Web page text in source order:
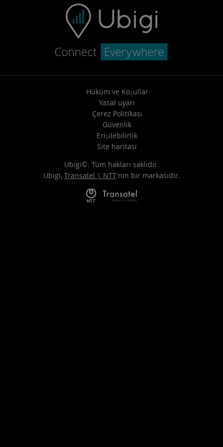
Hüküm ve Koşullar
Yasal uyarı
Çerez Politikası
Güvenlik
Erişilebilirlik
Site haritasi
Ubigi©. Tüm hakları saklıdır.
Ubigi, Transatel | NTT'nin bir markasıdır.